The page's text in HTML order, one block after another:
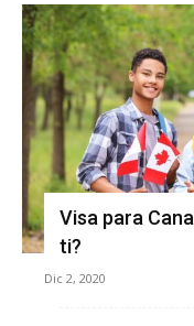
Visa para
ti?
Dic 2, 2020